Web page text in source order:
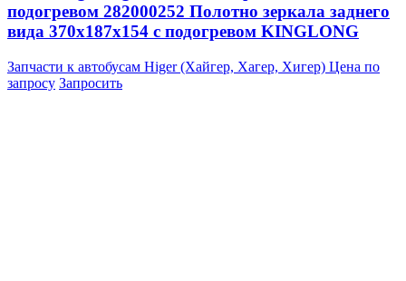
подогревом 282000252 Полотно зеркала заднего
вида 370x187x154 с подогревом KINGLONG
Запчасти к автобусам Higer (Хайгер, Хагер, Хигер) Цена по
запросу Запросить